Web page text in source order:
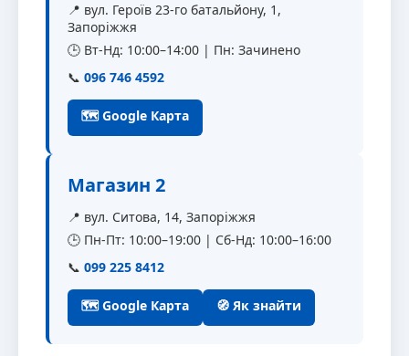
📍 вул. Героїв 23-го батальйону, 1,
Запоріжжя
🕒 Вт-Нд: 10:00–14:00 | Пн: Зачинено
📞 096 746 4592
🗺 Google Карта
Магазин 2
📍 вул. Ситова, 14, Запоріжжя
🕒 Пн-Пт: 10:00–19:00 | Сб-Нд: 10:00–16:00
📞 099 225 8412
🗺 Google Карта 🧭 Як знайти